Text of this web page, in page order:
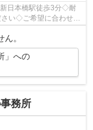
日本橋駅徒歩3分◇耐
い◇ご希望に合わせて
。
」への
務所